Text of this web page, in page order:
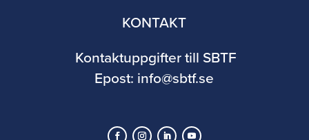
KONTAKT
Kontaktuppgifter till SBTF
Epost: info@sbtf.se